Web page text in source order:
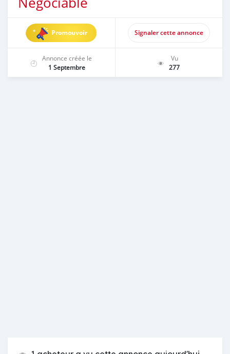
Promouvoir Signaler cette annonce
Annonce créée le
1 Septembre
Vu
277